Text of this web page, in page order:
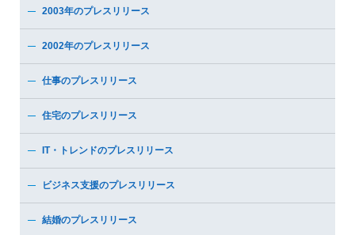
2003年のプレスリリース
2002年のプレスリリース
仕事のプレスリリース
住宅のプレスリリース
IT・トレンドのプレスリリース
ビジネス支援のプレスリリース
結婚のプレスリリース